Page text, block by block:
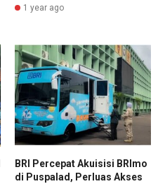
1 year ago
BRI Percepat Akuisisi BRImo
di Puspalad, Perluas Akses